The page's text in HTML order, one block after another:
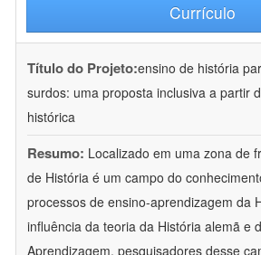
Currículo
Título do Projeto:ensino de história
surdos: uma proposta inclusiva a partir
histórica
Resumo: Localizado em uma zona de
de História é um campo do
processos de ensino-aprendizagem da
influência da teoria da História alemã e
Aprendizagem, pesquisadores desse